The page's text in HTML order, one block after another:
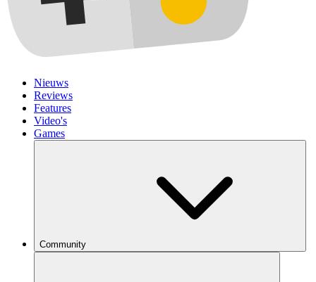
Nieuws
Reviews
Features
Video's
Games
Community